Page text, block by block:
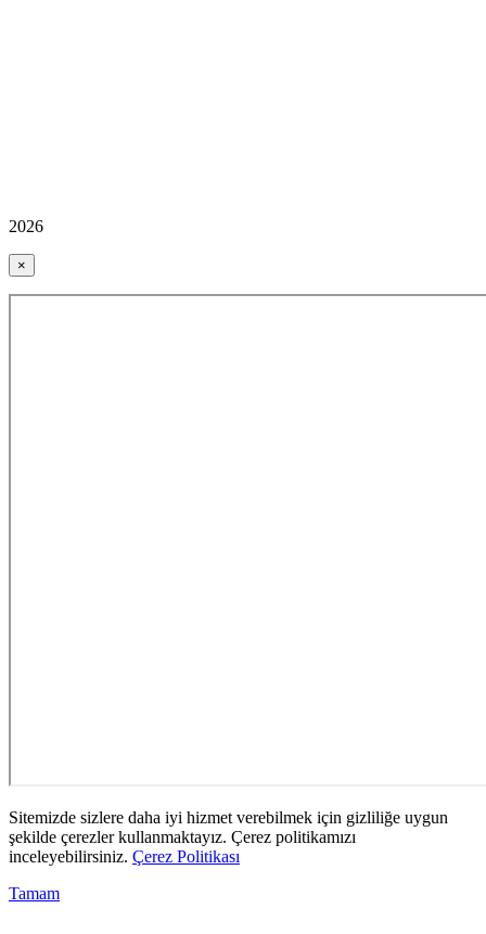
2026
×
Sitemizde sizlere daha iyi hizmet verebilmek için gizliliğe uygun
şekilde çerezler kullanmaktayız. Çerez politikamızı
inceleyebilirsiniz. Çerez Politikası
Tamam